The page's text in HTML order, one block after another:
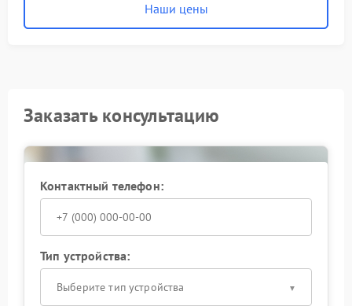
Наши цены
Заказать консультацию
Контактный телефон:
Тип устройства:
Выберите тип устройства